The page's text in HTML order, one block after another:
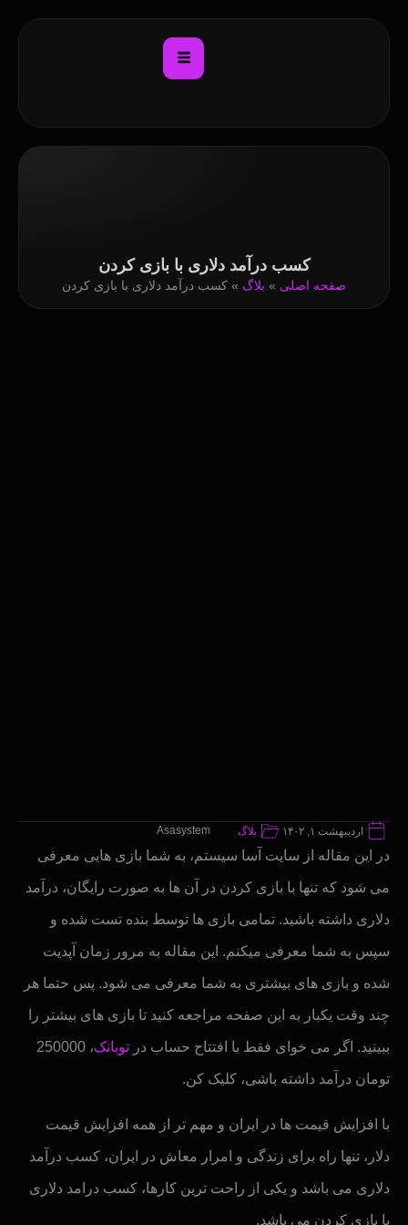
کسب درآمد دلاری با بازی کردن
صفحه اصلی » بلاگ » کسب درآمد دلاری با بازی کردن
اردیبهشت ۱, ۱۴۰۲ بلاگ Asasystem
در این مقاله از سایت آسا سیستم، به شما بازی هایی معرفی
می شود که تنها با بازی کردن در آن ها به صورت رایگان، درآمد
دلاری داشته باشید. تمامی بازی ها توسط بنده تست شده و
سپس به شما معرفی میکنم. این مقاله به مرور زمان آپدیت
شده و بازی های بیشتری به شما معرفی می شود. پس حتما هر
چند وقت یکبار به این صفحه مراجعه کنید تا بازی های بیشتر را
ببینید. اگر می خوای فقط با افتتاح حساب در توبانک ، 250000
تومان درآمد داشته باشی، کلیک کن.
با افزایش قیمت ها در ایران و مهم تر از همه افزایش قیمت
دلار، تنها راه برای زندگی و امرار معاش در ایران، کسب درآمد
دلاری می باشد و یکی از راحت ترین کارها، کسب درامد دلاری
با بازی کردن می باشد.